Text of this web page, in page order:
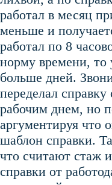
работал в месяц
меньше и
работал по 8
норму времени, то
больше дней.
переделал
рабочим днем, но
аргументируя что
шаблон справки.
что считают стаж
справки от